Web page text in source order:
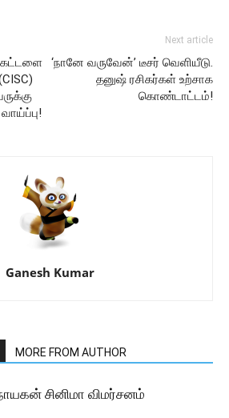
Next article
‘நானே வருவேன்’ டீசர் வெளியீடு.
தனுஷ் ரசிகர்கள் உற்சாக
கொண்டாட்டம்!
Ganesh Kumar
MORE FROM AUTHOR
சினிமா விமர்சனம்